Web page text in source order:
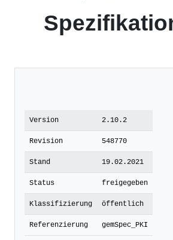
Version 2.10.2
Revision 548770
Stand 19.02.2021
Status freigegeben
Klassifizierung öffentlich
Referenzierung gemSpec_PKI